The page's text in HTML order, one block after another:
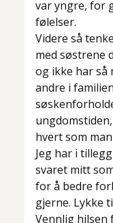
var yngre, for
følelser.
Videre så
med søstrene
og ikke har så
andre i
hvert som
Jeg har i
svaret mitt
for å bedre
gjerne. Lykke
Vennlig hilsen